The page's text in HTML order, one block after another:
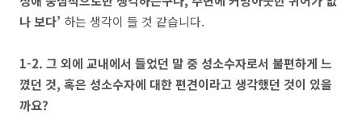
나 보다’ 하는 생각이 들 것 같습니다.
1-2. 그 외에 교내에서 들었던 말 중 성소수자로서 불편하게 느
꼈던 것, 혹은 성소수자에 대한 편견이라고 생각했던 것이 있을
까요?